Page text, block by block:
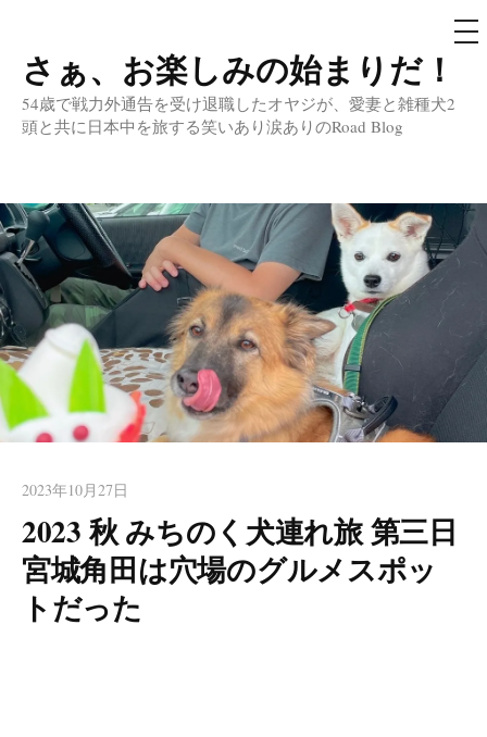
コ
ン
テ
へ
ス
キ
ッ
プ
さぁ、お楽しみの始まりだ！
54歳で戦力外通告を受け退職したオヤジが、愛妻と雑種犬2
頭と共に日本中を旅する笑いあり涙ありのRoad Blog
メ
ニ
2023年10月27日
2023 秋 みちのく犬連れ旅 第三日
宮城角田は穴場のグルメスポッ
トだった